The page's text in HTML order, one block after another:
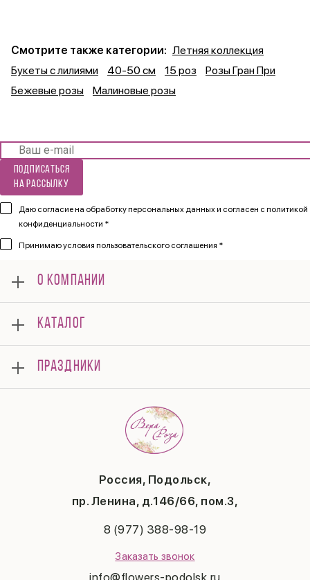
Смотрите также категории: Летняя коллекция
Букеты с лилиями
40-50 см 15 роз
Розы Гран При
Бежевые розы
Малиновые розы
Подписаться
на рассылку
Даю согласие на обработку персональных данных и согласен с политикой
конфиденциальности *
Принимаюусловия пользовательского соглашения *
Россия, Подольск,
пр. Ленина, д.146/66, пом.3,
8 (977) 388-98-19
Заказать звонок
info@flowers-podolsk.ru
О КОМПАНИИ
Мероприятия
Корпоративным клиентам
Оплата
Доставка
Отзывы
Политика конфиденциальности
КАТАЛОГ
Композиции
Подарки
ПРАЗДНИКИ
Последний звонок